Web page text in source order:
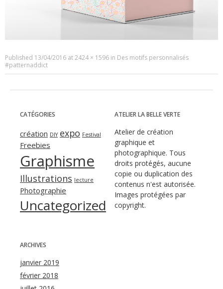
Published 13/04/2016 at2424 × 1596 in Des motifs personnalisés
#patternaddict
CATÉGORIES
création DIY expo Festival
Freebies
Graphisme
Illustrations lecture
Photographie
Uncategorized
ATELIER LA BELLE VERTE
Atelier de création
graphique et
photographique. Tous
droits protégés, aucune
copie ou duplication des
contenus n'est autorisée.
Images protégées par
copyright.
ARCHIVES
janvier 2019
février 2018